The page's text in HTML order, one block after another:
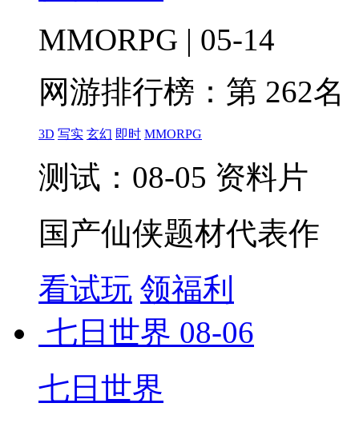
MMORPG | 05-14
网游排行榜： 第 262名
3D 写实 玄幻 即时 MMORPG
测试：08-05 资料片
国产仙侠题材代表作
看试玩 领福利
七日世界 08-06
七日世界